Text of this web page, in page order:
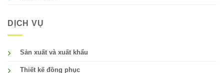
DỊCH VỤ
Sản xuất và xuất khẩu
Thiết kế đồng phục